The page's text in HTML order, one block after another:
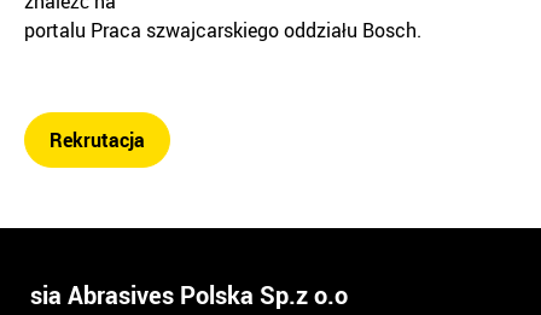
portalu Praca szwajcarskiego oddziału Bosch.
Rekrutacja
sia Abrasives Polska Sp.z o.o